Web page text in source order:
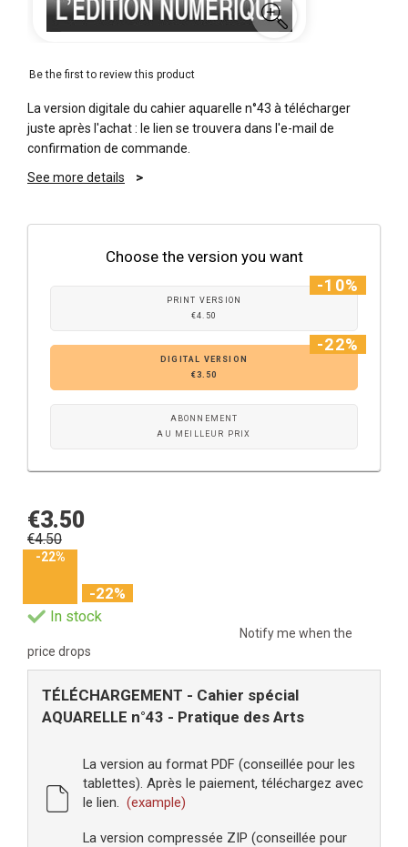
Be the first to review this product
La version digitale du cahier aquarelle n°43 à télécharger
juste après l'achat : le lien se trouvera dans l'e-mail de
confirmation de commande.
See more details
Choose the version you want
PRINT VERSION
€4.50
-10%
DIGITAL VERSION
€3.50
-22%
ABONNEMENT
AU MEILLEUR PRIX
€3.50
€4.50
-22%
-22%
In stock
Notify me when the
price drops
TÉLÉCHARGEMENT - Cahier spécial
AQUARELLE n°43 - Pratique des Arts
La version au format PDF (conseillée pour les
tablettes). Après le paiement, téléchargez avec
le lien. (example)
La version compressée ZIP (conseillée pour